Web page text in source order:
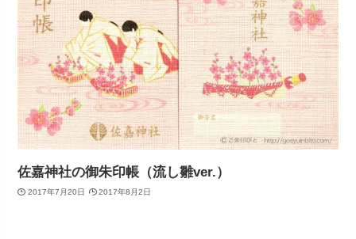
佐嘉神社の御朱印帳（流し雛ver.）
2017年7月20日 2017年8月2日